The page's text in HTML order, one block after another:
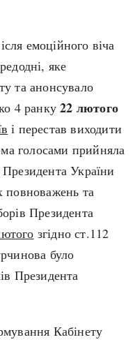
емоційного віча
яке
та анонсувало
4 ранку22 лютого
і перестав виходити
голосами прийняла
України
повноважень та
Президента
згідно ст.112
було
Президента
Кабінету